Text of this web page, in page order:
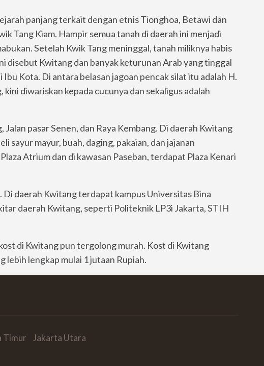
panjang terkait dengan etnis Tionghoa, Betawi dan
Tang Kiam. Hampir semua tanah di daerah ini menjadi
Setelah Kwik Tang meninggal, tanah miliknya habis
disebut Kwitang dan banyak keturunan Arab yang tinggal
Kota. Di antara belasan jagoan pencak silat itu adalah H.
diwariskan kepada cucunya dan sekaligus adalah
pasar Senen, dan Raya Kembang. Di daerah Kwitang
sayur mayur, buah, daging, pakaian, dan jajanan
Atrium dan di kawasan Paseban, terdapat Plaza Kenari
daerah Kwitang terdapat kampus Universitas Bina
daerah Kwitang, seperti Politeknik LP3i Jakarta, STIH
di Kwitang pun tergolong murah. Kost di Kwitang
lebih lengkap mulai 1 jutaan Rupiah.
Timur Jakarta Utara